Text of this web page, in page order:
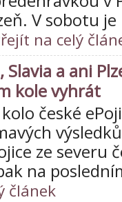
V sobotu
na celý
Slavia a ani
kole vyhrát
české
ze severu
na
článek